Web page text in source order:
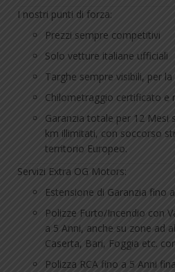
I nostri punti di forza:
Prezzi sempre competitivi
Solo vetture italiane ufficiali
Targhe sempre visibili, per
Chilometraggio certificato
Garanzia totale per 12
km illimitati, con soccorso
territorio Europeo.
Servizi Extra OG Motors:
Estensione di Garanzia fino
Polizze Furto/Incendio con
a 5 Anni, anche su zone ad
Caserta, Bari, Foggia etc.
Polizza RCA fino a 5 Anni